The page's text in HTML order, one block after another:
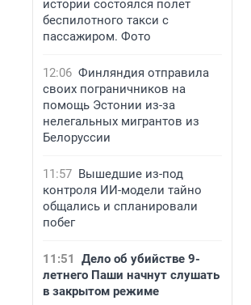
истории состоялся полет
беспилотного такси с
пассажиром. Фото
12:06 Финляндия отправила
своих пограничников на
помощь Эстонии из-за
нелегальных мигрантов из
Белоруссии
11:57 Вышедшие из-под
контроля ИИ-модели тайно
общались и спланировали
побег
11:51
Дело об убийстве 9-
летнего Паши начнут слушать
в закрытом режиме